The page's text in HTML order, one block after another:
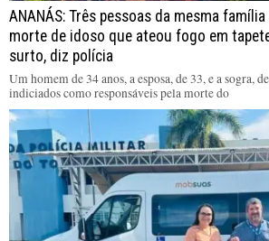
ANANÁS: Três pessoas da mesma
morte de idoso que ateou fogo em
surto, diz polícia
Um homem de 34 anos, a esposa, de 33, e a sogra,
indiciados como responsáveis pela morte do